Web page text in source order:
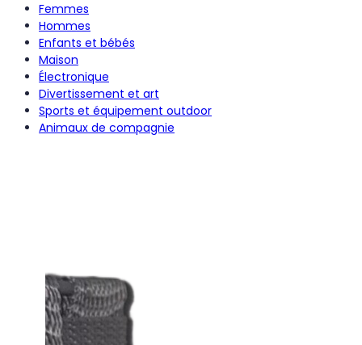
Femmes
Hommes
Enfants et bébés
Maison
Électronique
Divertissement et art
Sports et équipement outdoor
Animaux de compagnie